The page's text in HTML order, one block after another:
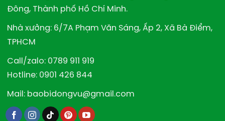
Đông, Thành phố Hồ Chí Minh.
Nhà xưởng: 6/7A Phạm Văn Sáng, Ấp 2, Xã Bà Điểm,
TPHCM
Call/zalo: 0789 911 919
Hotline: 0901 426 844
Mail: baobidongvu@gmail.com